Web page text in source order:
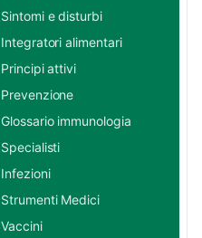
Sintomi e disturbi
Integratori alimentari
Principi attivi
Prevenzione
Glossario immunologia
Specialisti
Infezioni
Strumenti Medici
Vaccini